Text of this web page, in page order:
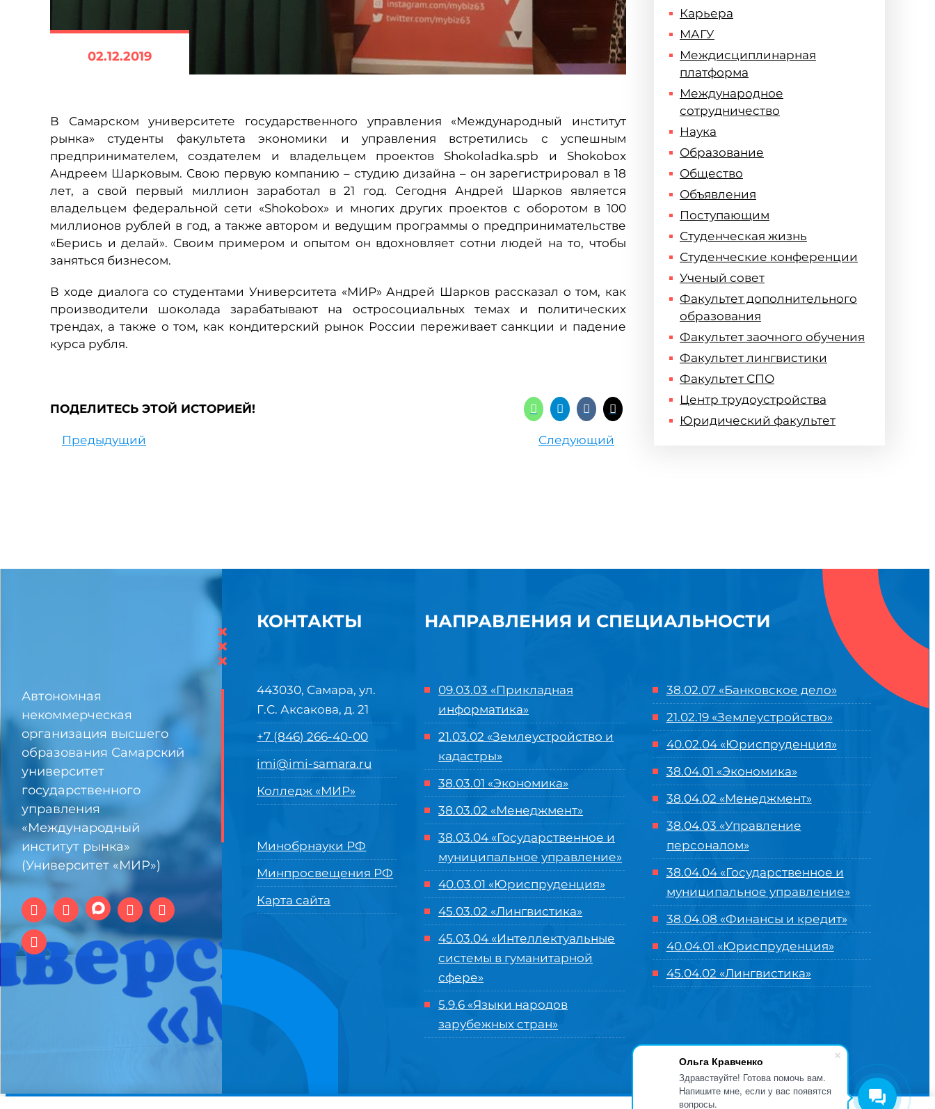
Ольга Кравченко
Здравствуйте! Готова помочь вам.
Напишите мне, если у вас появятся
вопросы.
02.12.2019
В Самарском университете государственного управления «Международный институт
рынка» студенты факультета экономики и управления встретились с успешным
предпринимателем, создателем и владельцем проектов Shokoladka.spb и Shokobox
Андреем Шарковым. Свою первую компанию – студию дизайна – он зарегистрировал в 18
лет, а свой первый миллион заработал в 21 год. Сегодня Андрей Шарков является
владельцем федеральной сети «Shokobox» и многих других проектов с оборотом в 100
миллионов рублей в год, а также автором и ведущим программы о предпринимательстве
«Берись и делай». Своим примером и опытом он вдохновляет сотни людей на то, чтобы
заняться бизнесом.
В ходе диалога со студентами Университета «МИР» Андрей Шарков рассказал о том, как
производители шоколада зарабатывают на остросоциальных темах и политических
трендах, а также о том, как кондитерский рынок России переживает санкции и падение
курса рубля.
ПОДЕЛИТЕСЬ ЭТОЙ ИСТОРИЕЙ!
Предыдущий Следующий
Карьера
МАГУ
Междисциплинарная
платформа
Международное
сотрудничество
Наука
Образование
Общество
Объявления
Поступающим
Студенческая жизнь
Студенческие конференции
Ученый совет
Факультет дополнительного
образования
Факультет заочного обучения
Факультет лингвистики
Факультет СПО
Центр трудоустройства
Юридический факультет
Автономная
некоммерческая
организация высшего
образования Самарский
университет
государственного
управления
«Международный
институт рынка»
(Университет «МИР»)
×
×
×
КОНТАКТЫ
443030, Самара, ул.
Г.С. Аксакова, д. 21
+7 (846) 266-40-00
imi@imi-samara.ru
Колледж «МИР»
Минобрнауки РФ
Минпросвещения РФ
Карта сайта
НАПРАВЛЕНИЯ И СПЕЦИАЛЬНОСТИ
09.03.03 «Прикладная
информатика»
21.03.02 «Землеустройство и
кадастры»
38.03.01 «Экономика»
38.03.02 «Менеджмент»
38.03.04 «Государственное и
муниципальное управление»
40.03.01 «Юриспруденция»
45.03.02 «Лингвистика»
45.03.04 «Интеллектуальные
системы в гуманитарной
сфере»
5.9.6 «Языки народов
зарубежных стран»
38.02.07 «Банковское дело»
21.02.19 «Землеустройство»
40.02.04 «Юриспруденция»
38.04.01 «Экономика»
38.04.02 «Менеджмент»
38.04.03 «Управление
персоналом»
38.04.04 «Государственное и
муниципальное управление»
38.04.08 «Финансы и кредит»
40.04.01 «Юриспруденция»
45.04.02 «Лингвистика»
| Разработка и продвижение в Центре цифровых